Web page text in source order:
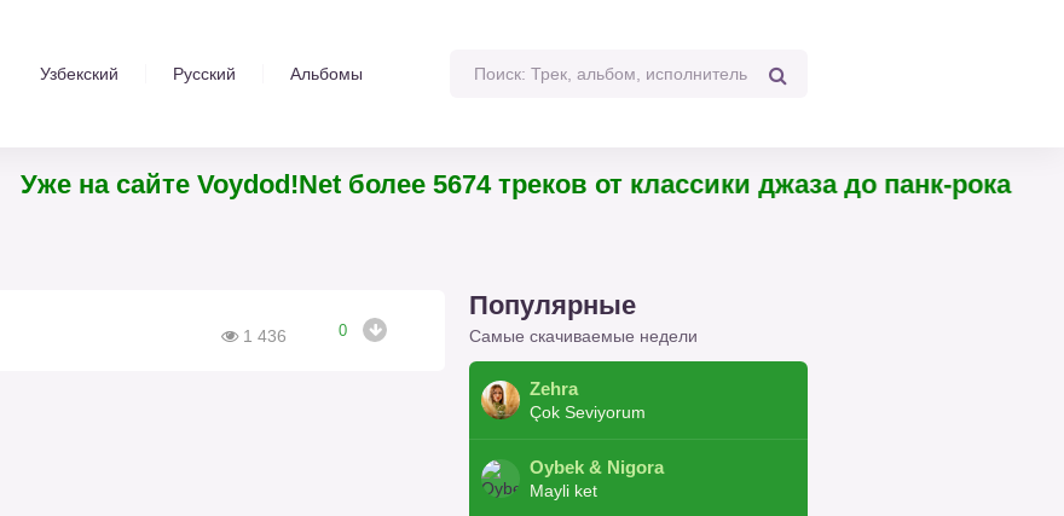
Узбекский Русский Альбомы
Уже на сайте Voydod!Net более 5674 треков от классики джаза до панк-рока
1 436 0
Популярные
Самые скачиваемые недели
Zehra
Çok Seviyorum
Oybek & Nigora
Mayli ket